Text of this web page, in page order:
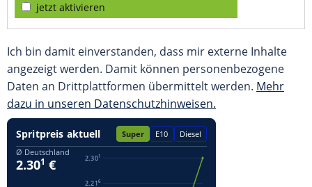
jetzt aktivieren
Ich bin damit einverstanden, dass mir externe Inhalte
angezeigt werden. Damit können personenbezogene
Daten an Drittplattformen übermittelt werden. Mehr
dazu in unseren Datenschutzhinweisen.